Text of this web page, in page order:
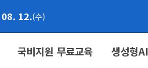
08. 12.(수)
국비지원 무료교육 생성형AI